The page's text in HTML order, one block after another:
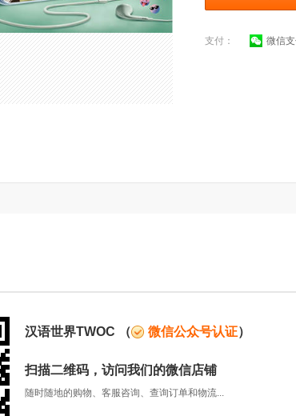
支付： 微信
汉语世界TWOC （ 微信公众号认证）
扫描二维码，访问我们的微信店铺
随时随地的购物、客服咨询、查询订单和物流...